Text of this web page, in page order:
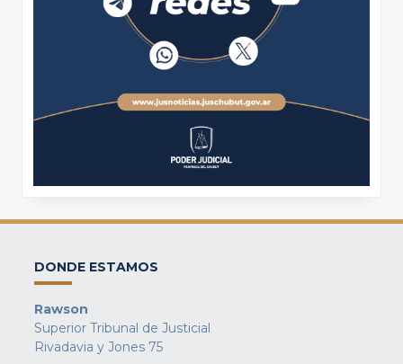
DONDE ESTAMOS
Rawson
Superior Tribunal de Justicial
Rivadavia y Jones 75